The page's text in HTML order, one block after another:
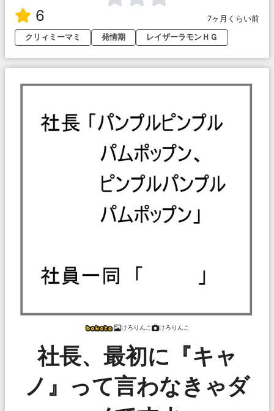
6
7ヶ月くらい前
クリィミーマミ
発情期 レイザーラモンＨＧ
けろりんこ けろりんこ
社長、最初に『キャ
ノ』って言わなきゃダ